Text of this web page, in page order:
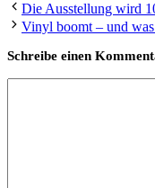
Die Ausstellung wird
Vinyl boomt – und
Schreibe einen